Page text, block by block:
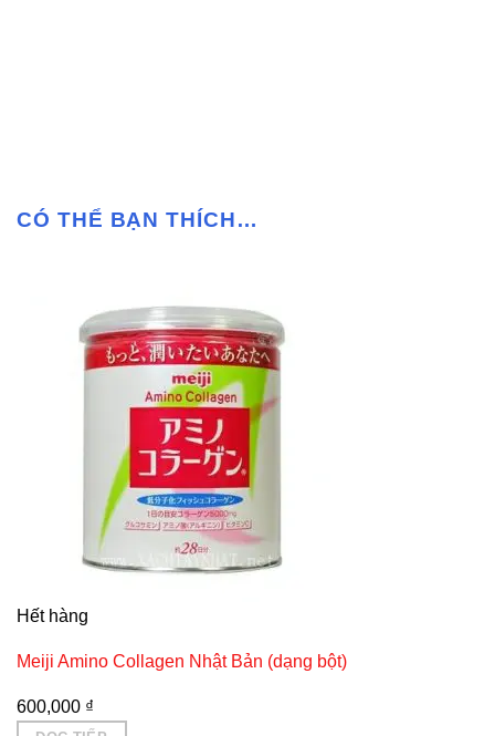
CÓ THỂ BẠN THÍCH…
Hết hàng
Meiji Amino Collagen Nhật Bản (dạng bột)
600,000 ₫